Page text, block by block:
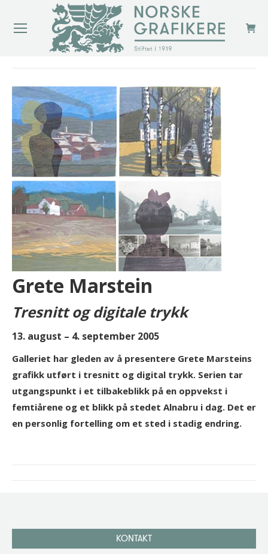
Grete Marstein
Tresnitt og digitale trykk
13. august – 4. september 2005
Galleriet har gleden av å presentere Grete Marsteins
grafikk utført i tresnitt og digital trykk. Serien tar
utgangspunkt i et tilbakeblikk på en oppvekst i
femtiårene og et blikk på stedet Alnabru i dag. Det er
en personlig fortelling om et sted i stadig endring.
KONTAKT